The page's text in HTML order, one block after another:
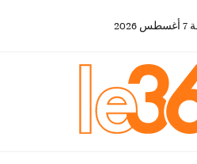
7 أغسطس 2026